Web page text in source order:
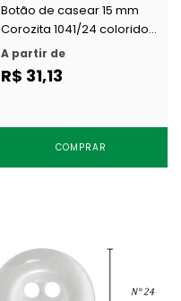
Botão de casear 15 mm
Corozita 1041/24 colorido
c/ 144 un
A partir de
R$ 31,13
COMPRAR